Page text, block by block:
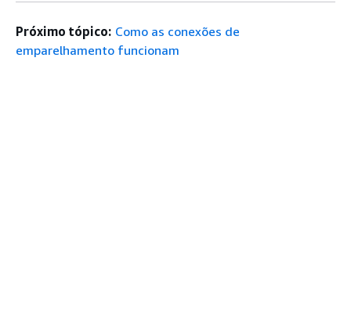
Próximo tópico: Como as conexões de
emparelhamento funcionam